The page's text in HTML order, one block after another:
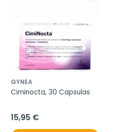
GYNEA
Ciminocta, 30 Capsulas
15,95 €